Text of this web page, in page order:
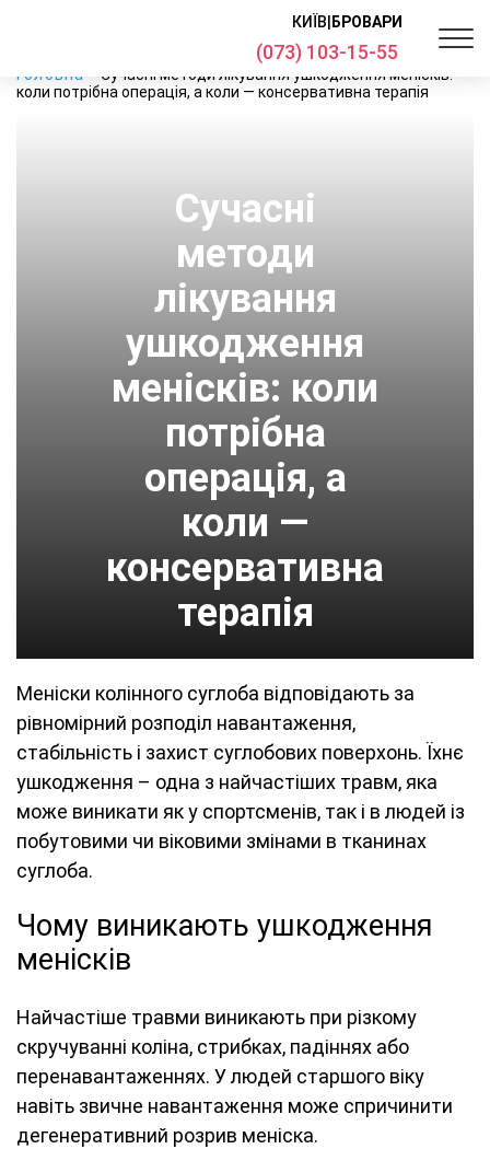
КИЇВ БРОВАРИ
(073) 103-15-55
Головна
Сучасні методи лікування ушкодження менісків:
коли потрібна операція, а коли — консервативна терапія
Сучасні
методи
лікування
ушкодження
менісків: коли
потрібна
операція, а
коли —
консервативна
терапія
Меніски колінного суглоба відповідають за
рівномірний розподіл навантаження,
стабільність і захист суглобових поверхонь. Їхнє
ушкодження – одна з найчастіших травм, яка
може виникати як у спортсменів, так і в людей із
побутовими чи віковими змінами в тканинах
суглоба.
Чому виникають ушкодження
менісків
Найчастіше травми виникають при різкому
скручуванні коліна, стрибках, падіннях або
перенавантаженнях. У людей старшого віку
навіть звичне навантаження може спричинити
дегенеративний розрив меніска.